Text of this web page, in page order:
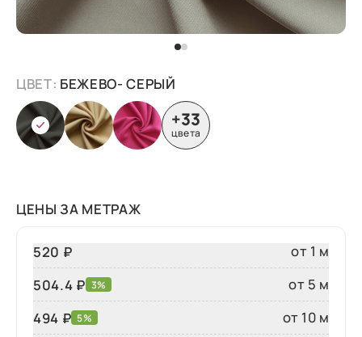
ЦВЕТ: БЕЖЕВО- СЕРЫЙ
+33
цвета
ЦЕНЫ ЗА МЕТРАЖ
520 ₽
от 1 м
504.4 ₽ 3%
от 5 м
494 ₽ 5%
от 10 м